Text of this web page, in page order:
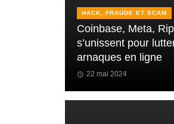
HACK, FRAUDE ET SCAM
Coinbase, Meta,
s’unissent pour
arnaques en ligne
22 mai 2024